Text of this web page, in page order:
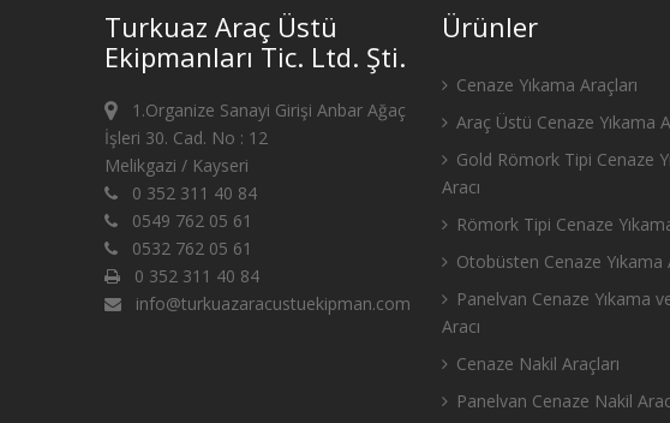
Turkuaz Araç Üstü
Ekipmanları Tic. Ltd. Şti.
1.Organize Sanayi Girişi Anbar Ağaç
İşleri 30. Cad. No : 12
Melikgazi / Kayseri
0 352 311 40 84
0549 762 05 61
0532 762 05 61
0 352 311 40 84
info@turkuazaracustuekipman.com
Ürünler
Cenaze Yıkama Araçları
Araç Üstü Cenaze Yıkama
Gold Römork Tipi Cenaze
Aracı
Römork Tipi Cenaze
Otobüsten Cenaze Yıkama
Panelvan Cenaze Yıkama
Aracı
Cenaze Nakil Araçları
Panelvan Cenaze Nakil